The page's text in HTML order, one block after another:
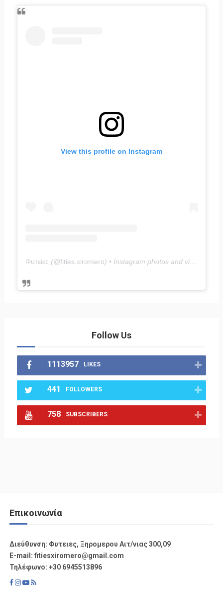
View this profile on Instagram
Φυτείες (@fities.xiromero) • Instagram photos and videos
Follow Us
1113957 LIKES
441 FOLLOWERS
758 SUBSCRIBERS
Επικοινωνία
Διεύθυνση: Φυτειες, Ξηρομερου Αιτ/νιας 300,09
Ε-mail: fitiesxiromero@gmail.com
Τηλέφωνο: +30 6945513896